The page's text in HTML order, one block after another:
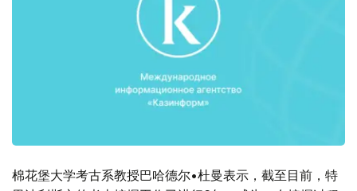
棉花堡大学考古系教授巴哈德尔•杜曼表示，截至目前，特